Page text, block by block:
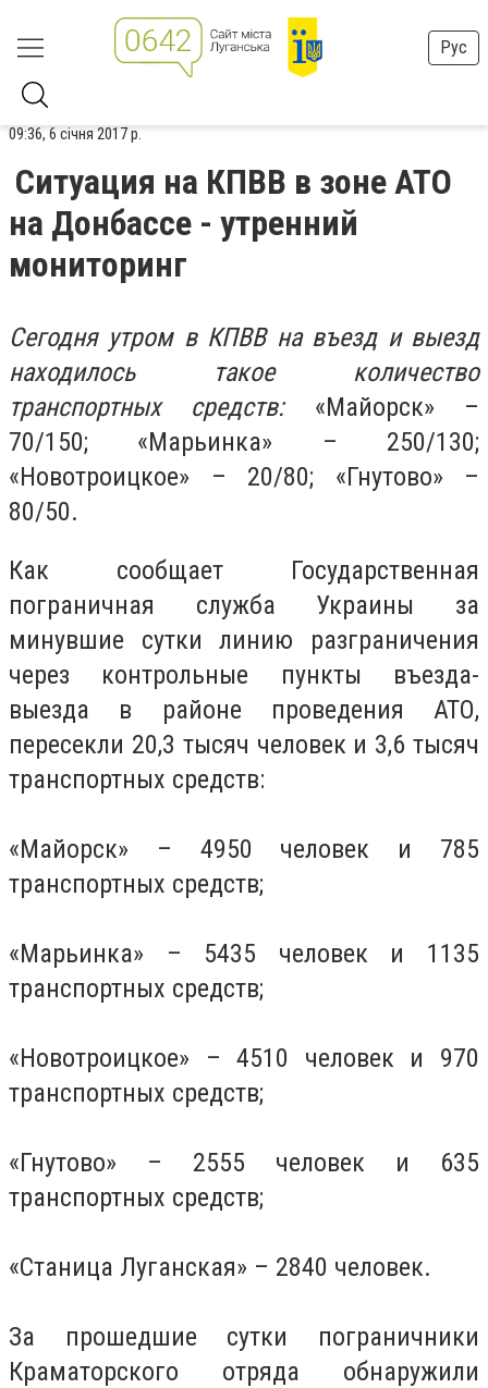
Рус
09:36, 6 січня 2017 р.
Ситуация на КПВВ в зоне АТО
на Донбассе - утренний
мониторинг
Сегодня утром в КПВВ на въезд и выезд
находилось такое количество
транспортных средств: «Майорск» –
70/150; «Марьинка» – 250/130;
«Новотроицкое» – 20/80; «Гнутово» –
80/50.
Как сообщает Государственная
пограничная служба Украины за
минувшие сутки линию разграничения
через контрольные пункты въезда-
выезда в районе проведения АТО,
пересекли 20,3 тысяч человек и 3,6 тысяч
транспортных средств:
«Майорск» – 4950 человек и 785
транспортных средств;
«Марьинка» – 5435 человек и 1135
транспортных средств;
«Новотроицкое» – 4510 человек и 970
транспортных средств;
«Гнутово» – 2555 человек и 635
транспортных средств;
«Станица Луганская» – 2840 человек.
За прошедшие сутки пограничники
Краматорского отряда обнаружили